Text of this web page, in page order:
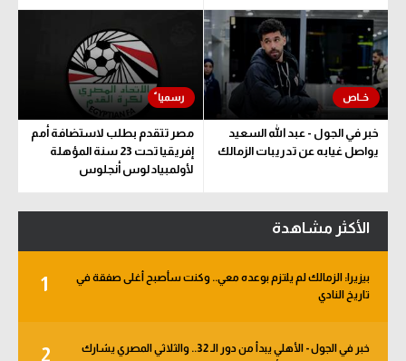
خبر في الجول - عبد الله السعيد
يواصل غيابه عن تدريبات الزمالك
مصر تتقدم بطلب لاستضافة أمم
إفريقيا تحت 23 سنة المؤهلة
لأولمبياد لوس أنجلوس
الأكثر مشاهدة
1
بيزيرا: الزمالك لم يلتزم بوعده معي.. وكنت سأصبح أغلى صفقة في
تاريخ النادي
2
خبر في الجول - الأهلي يبدأ من دور الـ 32.. والثلاثي المصري يشارك